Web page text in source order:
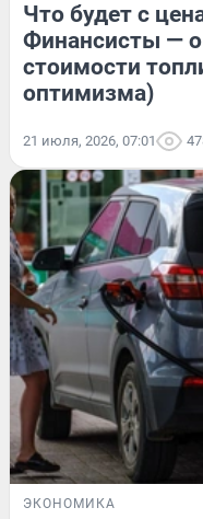
Что будет с
Финансисты — о
стоимости
оптимизма)
21 июля, 2026, 07:01
ЭКОНОМИКА